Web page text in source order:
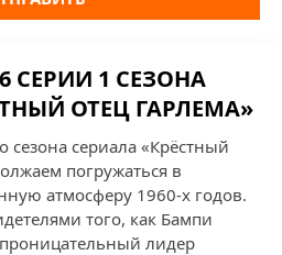
СЕРИИ 1 СЕЗОНА
ОТЕЦ ГАРЛЕМА»
сезона сериала «Крёстный
погружаться в
атмосферу 1960-х годов.
того, как Бампи
лидер